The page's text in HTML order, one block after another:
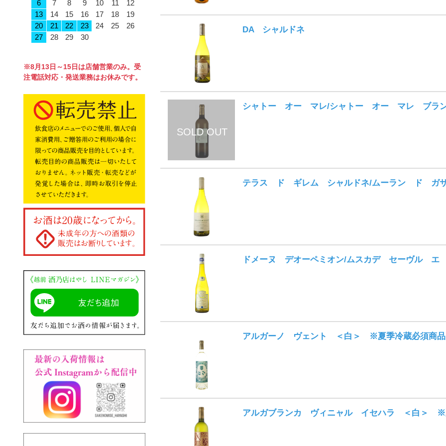
DA シャルドネ
シャトー オー マレ/シャトー オー マレ ブラ
テラス ド ギレム シャルドネ/ムーラン ド ガ
ドメーヌ デオーペミオン/ムスカデ セーヴル エ
アルガーノ ヴェント ＜白＞ ※夏季冷蔵必須商品
アルガブランカ ヴィニャル イセハラ ＜白＞ ※
6
7 8 9 10 11
12
13
14 15 16 17 18
19
20
21 22 23 24 25
26
27
28 29 30
※8月13日～15日は店舗営業のみ。受
注電話対応・発送業務はお休みです。